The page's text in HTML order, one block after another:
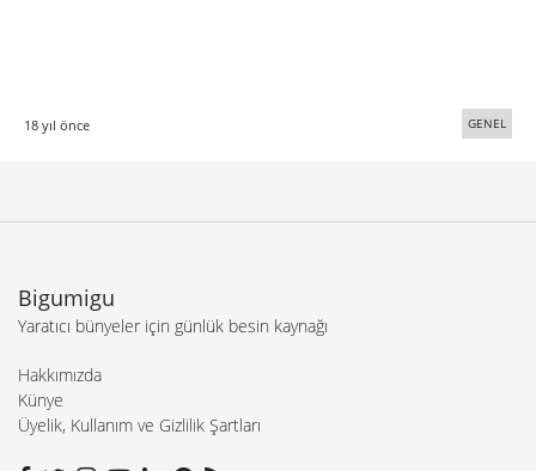
18 yıl önce GENEL
Bigumigu
Yaratıcı bünyeler için günlük besin kaynağı
Hakkımızda
Künye
Üyelik, Kullanım ve Gizlilik Şartları